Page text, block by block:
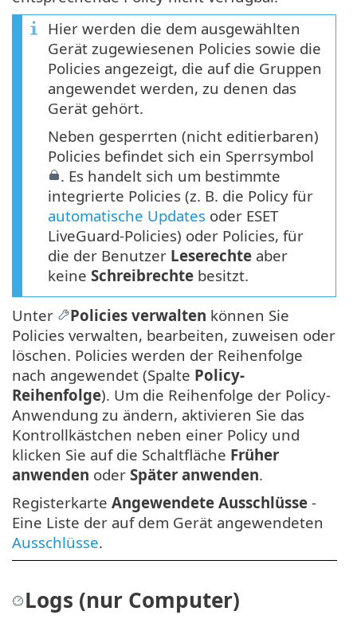
Hier werden die dem ausgewählten
Gerät zugewiesenen Policies sowie die
Policies angezeigt, die auf die Gruppen
angewendet werden, zu denen das
Gerät gehört.
Neben gesperrten (nicht editierbaren)
Policies befindet sich ein Sperrsymbol
. Es handelt sich um bestimmte
integrierte Policies (z. B. die Policy für
automatische Updates oder ESET
LiveGuard-Policies) oder Policies, für
die der Benutzer Leserechte aber
keine Schreibrechte besitzt.
Unter
Policies verwalten können Sie
Policies verwalten, bearbeiten, zuweisen oder
löschen. Policies werden der Reihenfolge
nach angewendet (Spalte Policy-
Reihenfolge). Um die Reihenfolge der Policy-
Anwendung zu ändern, aktivieren Sie das
Kontrollkästchen neben einer Policy und
klicken Sie auf die Schaltfläche Früher
anwenden oder Später anwenden.
Registerkarte Angewendete Ausschlüsse -
Eine Liste der auf dem Gerät angewendeten
Ausschlüsse.
Logs (nur Computer)